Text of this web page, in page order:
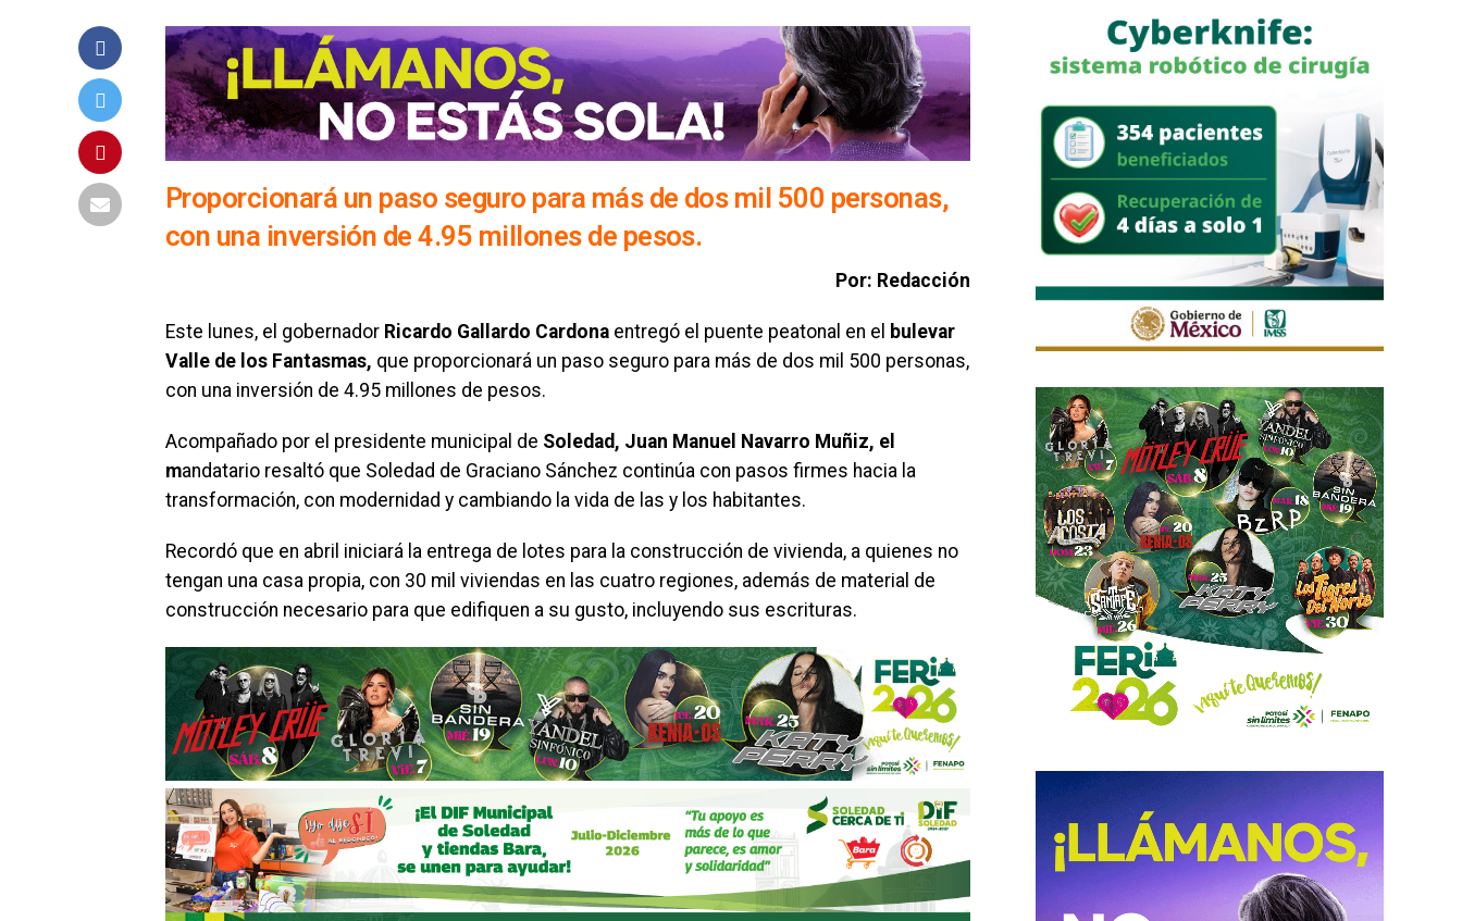
Proporcionará un paso seguro para más de dos mil 500 personas,
con una inversión de 4.95 millones de pesos.
Por: Redacción
Este lunes, el gobernador Ricardo Gallardo Cardona entregó el puente peatonal en el bulevar
Valle de los Fantasmas, que proporcionará un paso seguro para más de dos mil 500 personas,
con una inversión de 4.95 millones de pesos.
Acompañado por el presidente municipal de Soledad, Juan Manuel Navarro Muñiz, el
mandatario resaltó que Soledad de Graciano Sánchez continúa con pasos firmes hacia la
transformación, con modernidad y cambiando la vida de las y los habitantes.
Recordó que en abril iniciará la entrega de lotes para la construcción de vivienda, a quienes no
tengan una casa propia, con 30 mil viviendas en las cuatro regiones, además de material de
construcción necesario para que edifiquen a su gusto, incluyendo sus escrituras.